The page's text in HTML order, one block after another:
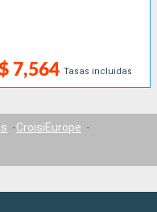
7,564 Tasas incluidas
CroisiEurope